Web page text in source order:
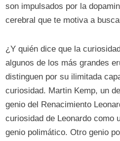
son impulsados ​​por la
cerebral que te motiva a
¿Y quién dice que la
algunos de los más grandes
distinguen por su ilimitada
curiosidad. Martin Kemp, un
genio del Renacimiento
curiosidad de Leonardo como
genio polimático. Otro genio